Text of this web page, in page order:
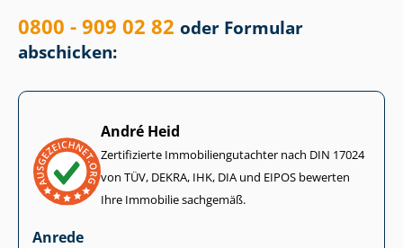
0800 - 909 02 82 oder Formular
abschicken:
André Heid
Zertifizierte Im­mo­bi­li­en­gut­ach­ter nach DIN 17024
von TÜV, DEKRA, IHK, DIA und EIPOS bewerten
Ihre Immobilie sachgemäß.
Anrede